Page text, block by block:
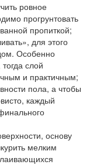
ровное
прогрунтовать
пропиткой;
для этого
Особенно
слой
и практичным;
пола, а чтобы
каждый
основу
мелким